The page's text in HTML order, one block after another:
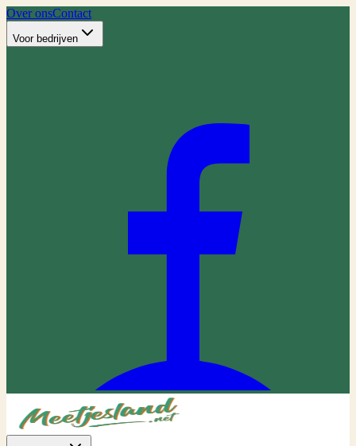
Over onsContact
Voor bedrijven